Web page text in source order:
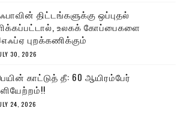
திட்டங்களுக்கு ஒப்புதல்
உலகக் கோப்பைகளை
புறக்கணிக்கும்
30, 2026
காட்டுத் தீ: 60 ஆயிரம்பேர்
24, 2026